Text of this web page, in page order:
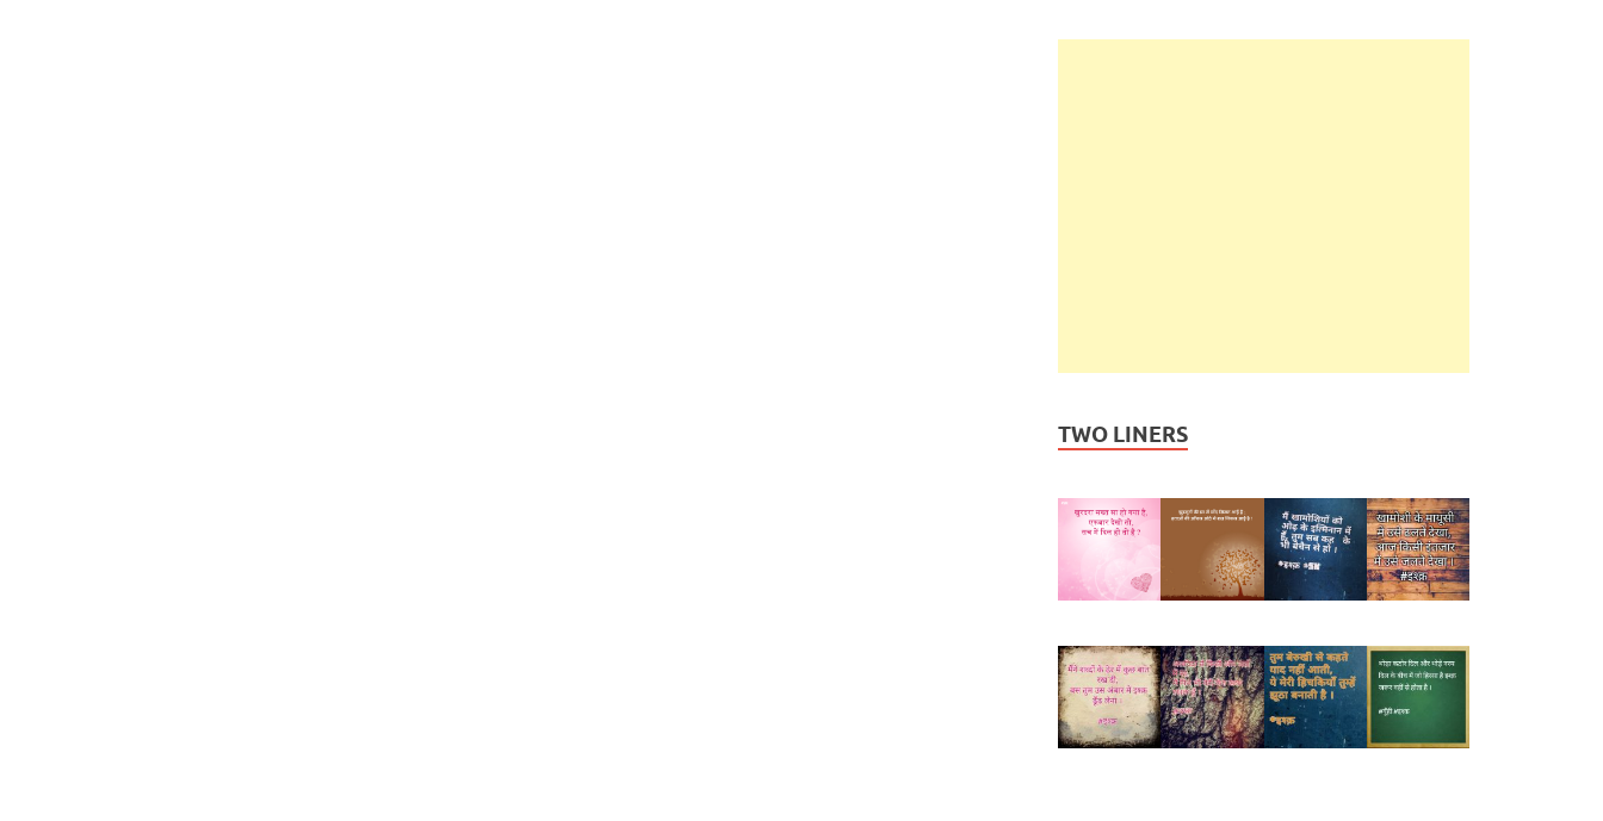
TWO LINERS